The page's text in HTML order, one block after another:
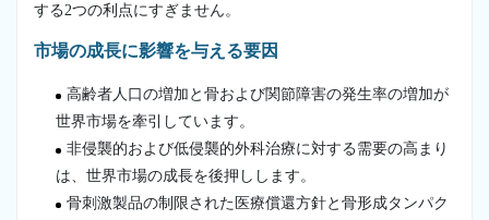
する2つの利点にすぎません。
市場の成長に影響を与える要因
高齢者人口の増加と骨および関節障害の発生率の増加が
世界市場を牽引しています。
非侵襲的および低侵襲的外科治療に対する需要の高まり
は、世界市場の成長を後押しします。
骨刺激製品の制限された医療償還方針と骨形成タンパク